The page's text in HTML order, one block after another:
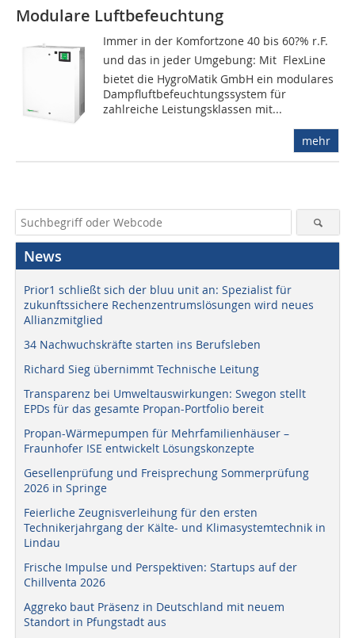
Modulare Luftbefeuchtung
Immer in der Komfortzone 40 bis 60?% r.F. 
und das in jeder Umgebung: Mit FlexLine
bietet die HygroMatik GmbH ein modulares
Dampfluftbefeuchtungssystem für
zahlreiche Leistungsklassen mit...
mehr
News
Prior1 schließt sich der bluu unit an: Spezialist für
zukunftssichere Rechenzentrumslösungen wird neues
Allianzmitglied
34 Nachwuchskräfte starten ins Berufsleben
Richard Sieg übernimmt Technische Leitung
Transparenz bei Umweltauswirkungen: Swegon stellt
EPDs für das gesamte Propan-Portfolio bereit
Propan-Wärmepumpen für Mehrfamilienhäuser –
Fraunhofer ISE entwickelt Lösungskonzepte
Gesellenprüfung und Freisprechung Sommerprüfung
2026 in Springe
Feierliche Zeugnisverleihung für den ersten
Technikerjahrgang der Kälte- und Klimasystemtechnik in
Lindau
Frische Impulse und Perspektiven: Startups auf der
Chillventa 2026
Aggreko baut Präsenz in Deutschland mit neuem
Standort in Pfungstadt aus